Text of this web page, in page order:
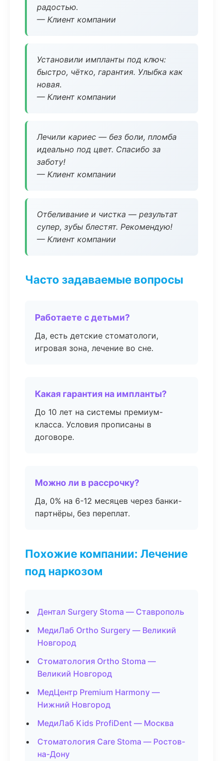
радостью.
— Клиент компании
Установили импланты под ключ:
быстро, чётко, гарантия. Улыбка как
новая.
— Клиент компании
Лечили кариес — без боли, пломба
идеально под цвет. Спасибо за
заботу!
— Клиент компании
Отбеливание и чистка — результат
супер, зубы блестят. Рекомендую!
— Клиент компании
Часто задаваемые вопросы
Работаете с детьми?
Да, есть детские стоматологи,
игровая зона, лечение во сне.
Какая гарантия на импланты?
До 10 лет на системы премиум-
класса. Условия прописаны в
договоре.
Можно ли в рассрочку?
Да, 0% на 6-12 месяцев через банки-
партнёры, без переплат.
Похожие компании: Лечение
под наркозом
Дентал Surgery Stoma — Ставрополь
МедиЛаб Ortho Surgery — Великий
Новгород
Стоматология Ortho Stoma —
Великий Новгород
МедЦентр Premium Harmony —
Нижний Новгород
МедиЛаб Kids ProfiDent — Москва
Стоматология Care Stoma — Ростов-
на-Дону